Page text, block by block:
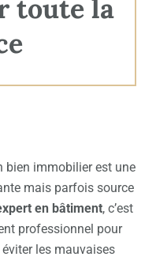
toute la
bien immobilier est une
mais parfois source
en bâtiment, c’est
professionnel pour
les mauvaises